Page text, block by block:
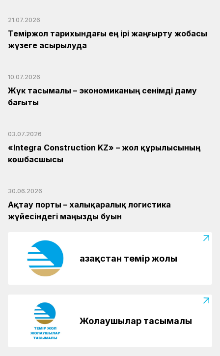
21.07.2026
Теміржол тарихындағы ең ірі жаңғырту жобасы
жүзеге асырылуда
10.07.2026
Жүк тасымалы – экономиканың сенімді даму
бағыты
03.07.2026
«Integra Construction KZ» – жол құрылысының
көшбасшысы
30.06.2026
Ақтау порты – халықаралық логистика
жүйесіндегі маңызды буын
Қазақстан темір жолы
Жолаушылар тасымалы